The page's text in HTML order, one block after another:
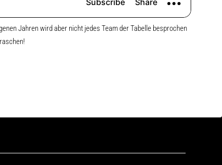
Jahren wird aber nicht jedes Team der Tabelle besprochen